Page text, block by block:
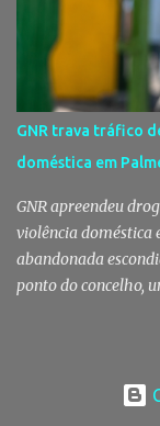
algumas
reforçam que a
investimento de
Câmara Municipal.
emblemáticos da
divulgadas
condições da Praia
Socialista na
bem como na União
GNR trava tráfico
doméstica em
GNR apreendeu
violência doméstica
abandonada
ponto do concelho,
tráfico de droga e